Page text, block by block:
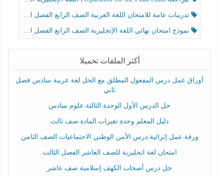
تدريبات عامة للامتحان اللغة العربية الصف الرابع الفصل الثالث
نموذج امتحان نهائي اللغة الإنجليزية الصف الرابع الفصل الثالث
أكثر الملفات تحميلا
أوراق عمل درس المفعول المطلق مع الحل لغة عربية سادس فصل
ثاني
حل الدرس الأول الوحدة الثالثة علوم سادس
دليل المعلم وحدة تغيرات المادة صف ثالث
ورقة عمل إثرائية درس الأمن الوطني الاجتماعيات الصف الثامن
امتحان لغة انجليزية للصف العاشر الفصل الثالث
حل درس أصحاب الكهف إسلامية صف عاشر